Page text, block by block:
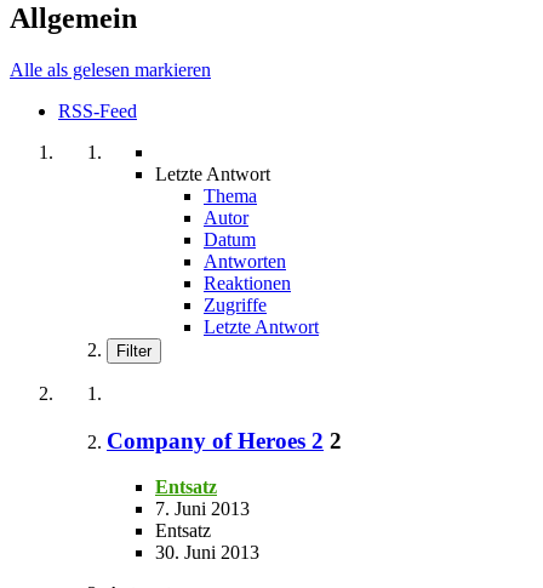
Allgemein
Alle als gelesen markieren
RSS-Feed
Letzte Antwort
Thema
Autor
Datum
Antworten
Reaktionen
Zugriffe
Letzte Antwort
Filter
Company of Heroes 2 2
Entsatz
7. Juni 2013
Entsatz
30. Juni 2013